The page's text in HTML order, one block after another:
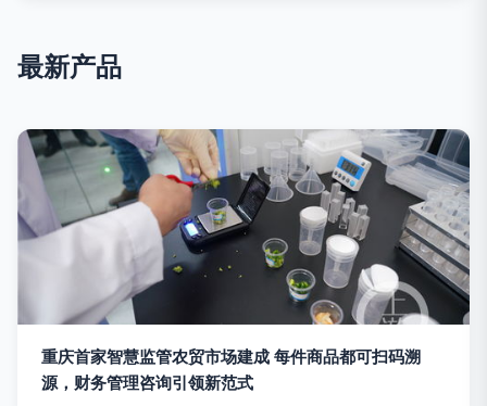
最新产品
重庆首家智慧监管农贸市场建成 每件商品都可扫码溯
源，财务管理咨询引领新范式